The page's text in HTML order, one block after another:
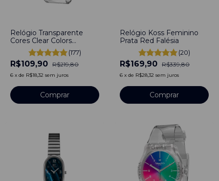
Relógio Transparente
Cores Clear Colors
Bewatch
(177)
R$109,90 R$219,80
6 x de R$18,32 sem juros
Relógio Koss Feminino
Prata Red Falésia
(20)
R$169,90 R$339,80
6 x de R$28,32 sem juros